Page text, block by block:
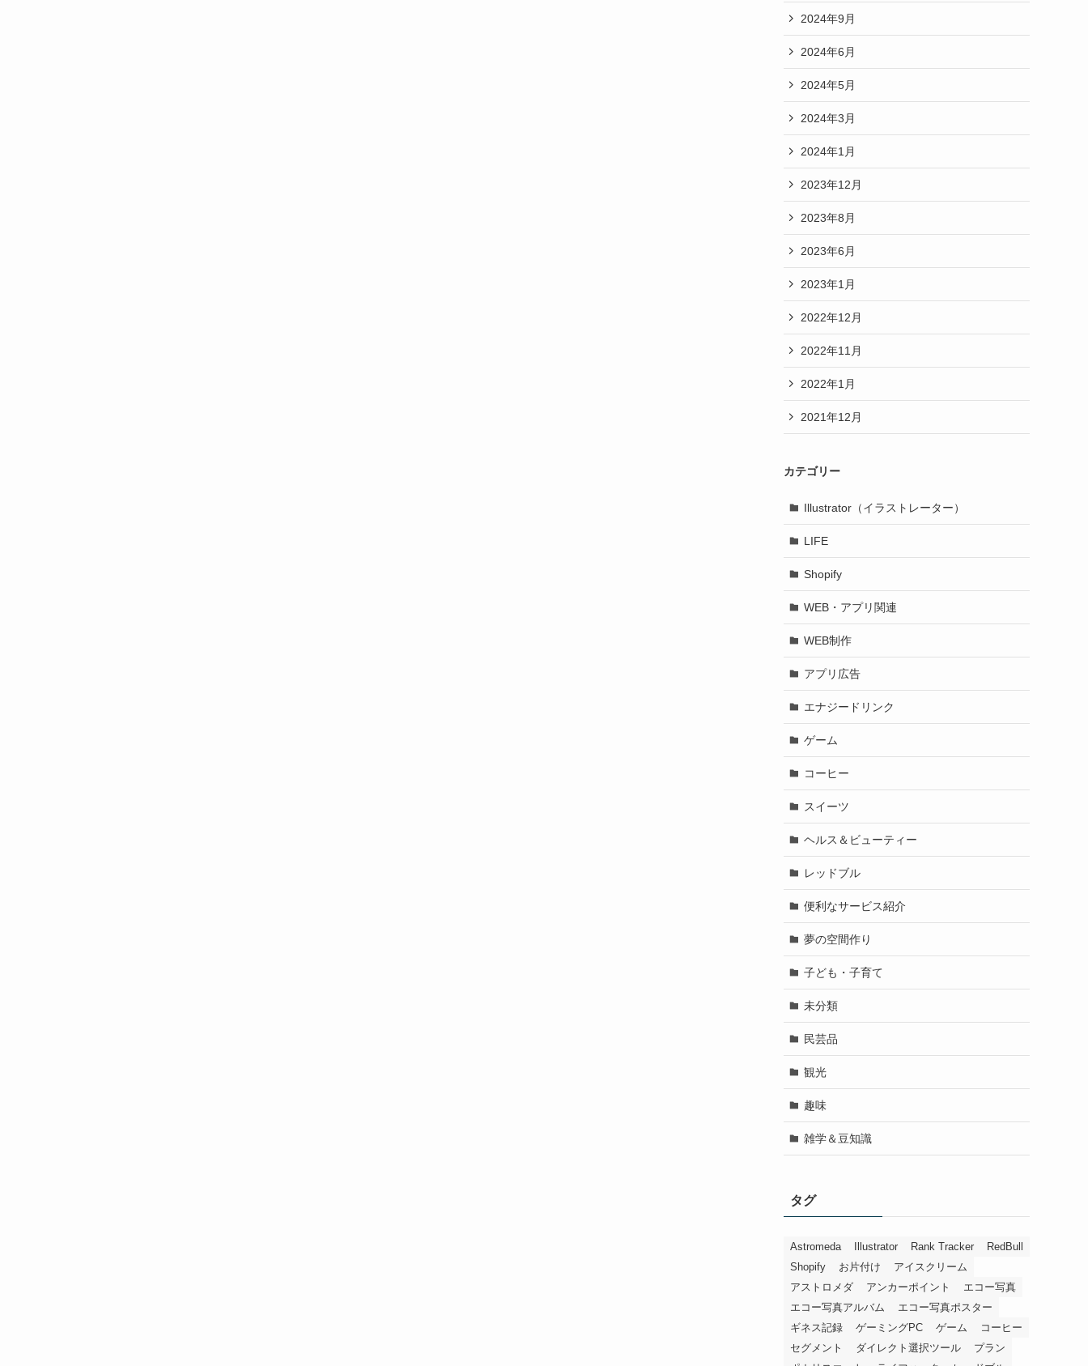
2024年9月
2024年6月
2024年5月
2024年3月
2024年1月
2023年12月
2023年8月
2023年6月
2023年1月
2022年12月
2022年11月
2022年1月
2021年12月
カテゴリー
Illustrator（イラストレーター）
LIFE
Shopify
WEB・アプリ関連
WEB制作
アプリ広告
エナジードリンク
ゲーム
コーヒー
スイーツ
ヘルス＆ビューティー
レッドブル
便利なサービス紹介
夢の空間作り
子ども・子育て
未分類
民芸品
観光
趣味
雑学＆豆知識
タグ
Astromeda Illustrator Rank Tracker
RedBull
Shopify
お片付け
アイスクリーム
アストロメダ
アンカーポイント
エコー写真
エコー写真アルバム
エコー写真ポスター
ギネス記録
ゲーミングPC ゲーム
コーヒー
セグメント
ダイレクト選択ツール
プラン